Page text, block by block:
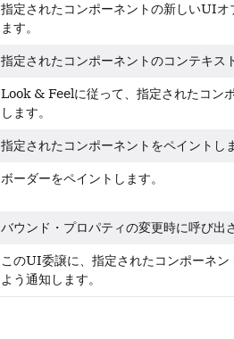
指定されたコンポーネントの新しいUIオ
ます。
指定されたコンポーネントのコンテキス
Look & Feelに従って、指定されたコン
します。
指定されたコンポーネントをペイントし
ボーダーをペイントします。
バウンド・プロパティの変更時に呼び出
このUI委譲に、指定されたコンポーネン
よう通知します。